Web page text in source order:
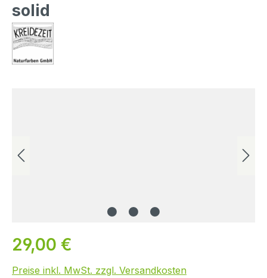
solid
29,00 €
Preise inkl. MwSt. zzgl. Versandkosten